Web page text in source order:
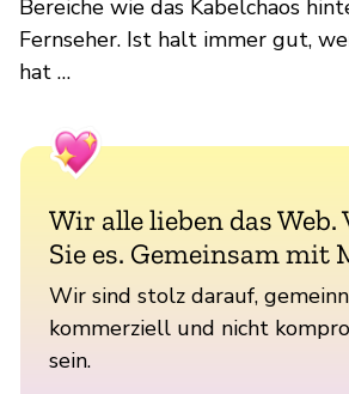
Bereiche wie das Kabelchaos
Fernseher. Ist halt immer gut,
hat …
Wir alle lieben das
Sie es. Gemeinsam mit
Wir sind stolz darauf,
kommerziell und nicht
sein.